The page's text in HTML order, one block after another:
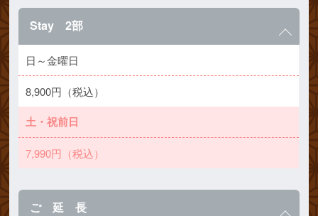
Stay 2部
日～金曜日
8,900円（税込）
土・祝前日
7,990円（税込）
ご 延 長